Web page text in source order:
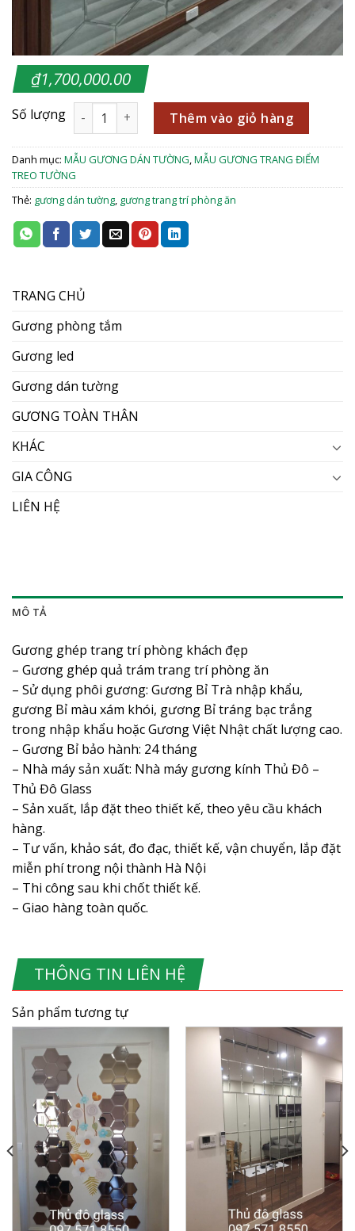
₫1,700,000.00
Thêm vào giỏ hàng
Danh mục: MẪU GƯƠNG DÁN TƯỜNG MẪU GƯƠNG TRANG ĐIỂM
TREO TƯỜNG
Thẻ: gương dán tường gương trang trí phòng ăn
TRANG CHỦ
Gương phòng tắm
Gương led
Gương dán tường
GƯƠNG TOÀN THÂN
KHÁC
GIA CÔNG
LIÊN HỆ
MÔ TẢ
Gương ghép trang trí phòng khách đẹp
– Gương ghép quả trám trang trí phòng ăn
– Sử dụng phôi gương: Gương Bỉ Trà nhập khẩu,
gương Bỉ màu xám khói, gương Bỉ tráng bạc trắng
trong nhập khẩu hoặc Gương Việt Nhật chất lượng cao.
– Gương Bỉ bảo hành: 24 tháng
– Nhà máy sản xuất: Nhà máy gương kính Thủ Đô –
Thủ Đô Glass
– Sản xuất, lắp đặt theo thiết kế, theo yêu cầu khách
hàng.
– Tư vấn, khảo sát, đo đạc, thiết kế, vận chuyển, lắp đặt
miễn phí trong nội thành Hà Nội
– Thi công sau khi chốt thiết kế.
– Giao hàng toàn quốc.
THÔNG TIN LIÊN HỆ
Sản phẩm tương tự